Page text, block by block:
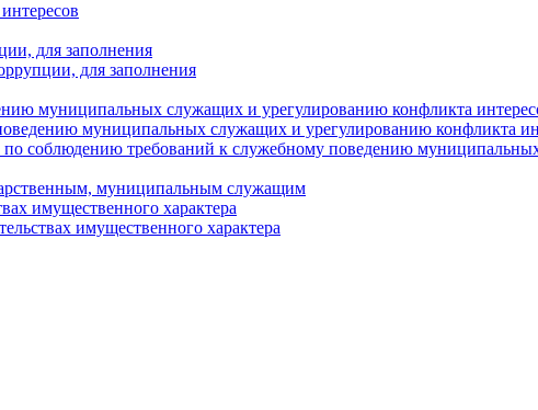
для заполнения
для заполнения
муниципальных служащих и урегулированию конфликта
муниципальных служащих и урегулированию конфликта
соблюдению требований к служебному поведению
муниципальным служащим
имущественного характера
имущественного характера